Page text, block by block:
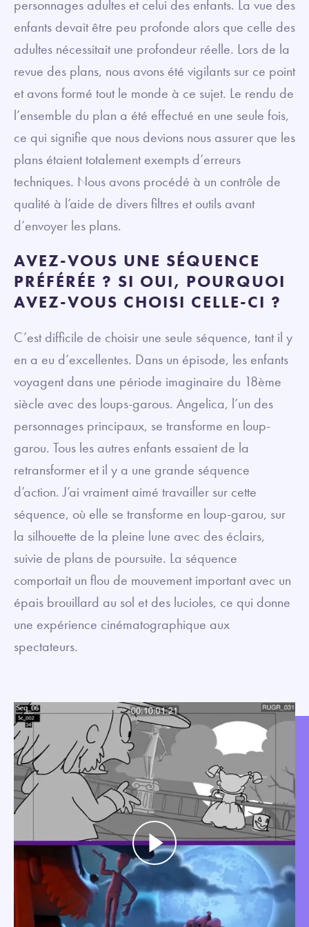
personnages adultes et celui des enfants. La vue des
enfants devait être peu profonde alors que celle des
adultes nécessitait une profondeur réelle. Lors de la
revue des plans, nous avons été vigilants sur ce point
et avons formé tout le monde à ce sujet. Le rendu de
l’ensemble du plan a été effectué en une seule fois,
ce qui signifie que nous devions nous assurer que les
plans étaient totalement exempts d’erreurs
techniques. Nous avons procédé à un contrôle de
qualité à l’aide de divers filtres et outils avant
d’envoyer les plans.
AVEZ-VOUS UNE SÉQUENCE
PRÉFÉRÉE ? SI OUI, POURQUOI
AVEZ-VOUS CHOISI CELLE-CI ?
C’est difficile de choisir une seule séquence, tant il y
en a eu d’excellentes. Dans un épisode, les enfants
voyagent dans une période imaginaire du 18ème
siècle avec des loups-garous. Angelica, l’un des
personnages principaux, se transforme en loup-
garou. Tous les autres enfants essaient de la
retransformer et il y a une grande séquence
d’action. J’ai vraiment aimé travailler sur cette
séquence, où elle se transforme en loup-garou, sur
la silhouette de la pleine lune avec des éclairs,
suivie de plans de poursuite. La séquence
comportait un flou de mouvement important avec un
épais brouillard au sol et des lucioles, ce qui donne
une expérience cinématographique aux
spectateurs.
Play